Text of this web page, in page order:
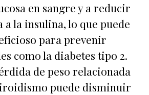
en sangre y a reducir
a la insulina, lo que puede
para prevenir
como la diabetes tipo 2.
de peso relacionada
puede disminuir